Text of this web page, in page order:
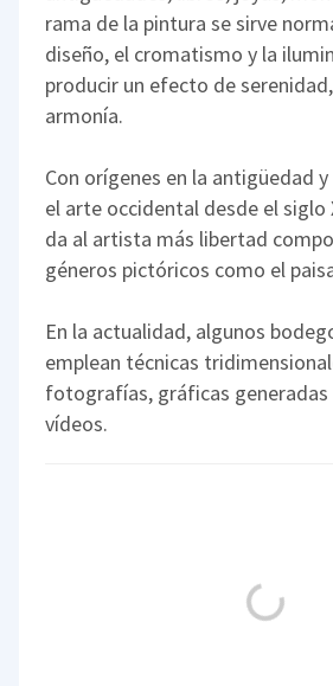
rama de la pintura se sirve
diseño, el cromatismo y la
producir un efecto de
armonía.
Con orígenes en la antigüedad
el arte occidental desde el siglo
da al artista más libertad
géneros pictóricos como el
En la actualidad, algunos
emplean técnicas
fotografías, gráficas
vídeos.